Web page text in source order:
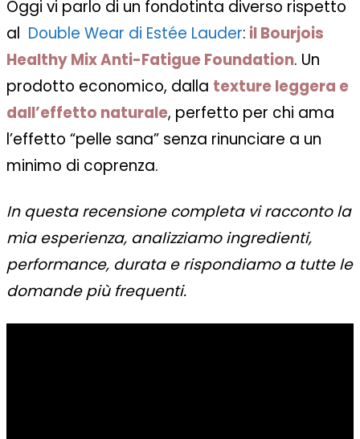
Oggi vi parlo di un fondotinta diverso rispetto
al Double Wear di Estée Lauder: il Bourjois
Healthy Mix Anti-Fatigue Foundation. Un
prodotto economico, dalla texture leggera e
dall’effetto naturale, perfetto per chi ama
l’effetto “pelle sana” senza rinunciare a un
minimo di coprenza.
In questa recensione completa vi racconto la
mia esperienza, analizziamo ingredienti,
performance, durata e rispondiamo a tutte le
domande più frequenti.